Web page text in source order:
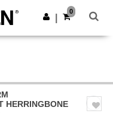
App holen
0
HERRINGBONE